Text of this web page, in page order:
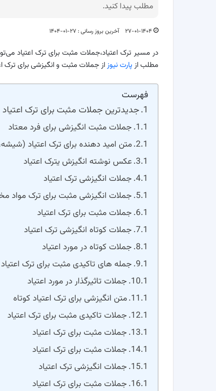
مطلب پیدا کنید.
۲۷-۰۱-۱۴۰۴ آخرین بروز رسانی : ۲۷-۰۱-۱۴۰۴
در مسیر ترک اعتیاد،جملات مثبت برای ترک اعتیاد
مطلب از پارت نیوزاز جملات مثبت و انگیزشی برای ترک
فهرست
جدیدترین جملات مثبت برای ترک اعتیاد
جملات مثبت انگیزشی برای فرد معتاد
متن امید دهنده برای ترک اعتیاد
عکس نوشته انگیزش یترک اعتیاد
جملات انگیزشی ترک اعتیاد
جملات انگیزشی مثبت برای ترک مواد
جملات مثبت برای ترک اعتیاد
جملات کوتاه انگیزشی ترک اعتیاد
جملات کوتاه در مورد اعتیاد
جمله های تاکیدی مثبت برای ترک
جملات تاثیرگذار در مورد اعتیاد
متن انگیزشی برای ترک اعتیاد کوتاه
جملات تاکیدی مثبت برای ترک اعتیاد
جملات مثبت برای ترک اعتیاد
جملات مثبت برای ترک اعتیاد
جملات انگیزشی ترک اعتیاد
جملات مثبت برای ترک اعتیاد